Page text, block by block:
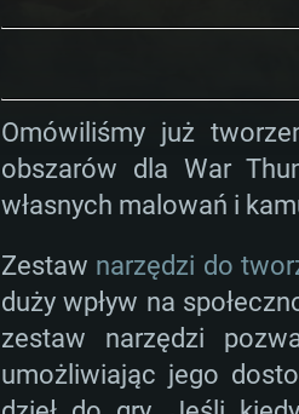
Omówiliśmy już
obszarów dla War
własnych malowań i
Zestaw narzędzi do
duży wpływ na
zestaw narzędzi
umożliwiając jego